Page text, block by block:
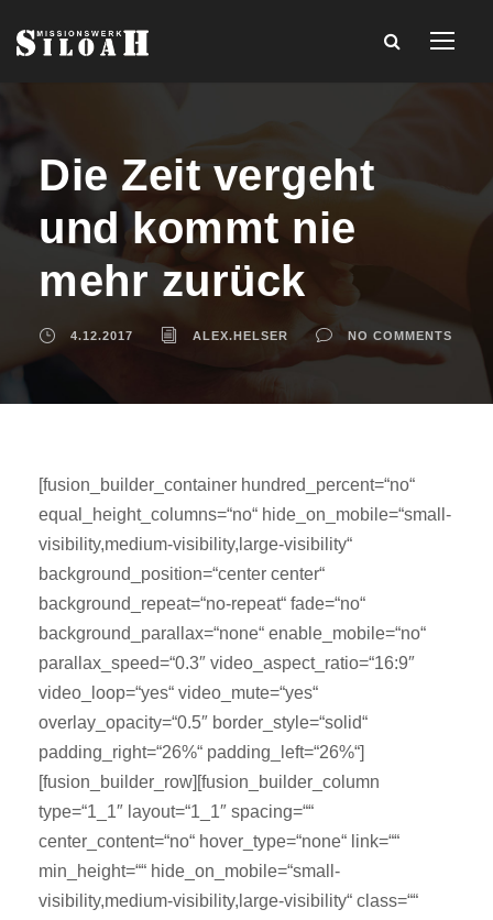
Die Zeit vergeht
und kommt nie
mehr zurück
4.12.2017 ALEX.HELSER NO COMMENTS
[fusion_builder_container hundred_percent=“no“
equal_height_columns=“no“ hide_on_mobile=“small-
visibility,medium-visibility,large-visibility“
background_position=“center center“
background_repeat=“no-repeat“ fade=“no“
background_parallax=“none“ enable_mobile=“no“
parallax_speed=“0.3″ video_aspect_ratio=“16:9″
video_loop=“yes“ video_mute=“yes“
overlay_opacity=“0.5″ border_style=“solid“
padding_right=“26%“ padding_left=“26%“]
[fusion_builder_row][fusion_builder_column
type=“1_1″ layout=“1_1″ spacing=““
center_content=“no“ hover_type=“none“ link=““
min_height=““ hide_on_mobile=“small-
visibility,medium-visibility,large-visibility“ class=““